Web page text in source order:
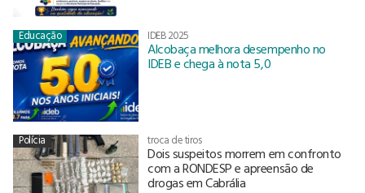
Educação IDEB 2025
Alcobaça melhora desempenho no
IDEB e chega à nota 5,0
Polícia troca de tiros
Dois suspeitos morrem em confronto
com a RONDESP e apreensão de
drogas em Cabrália